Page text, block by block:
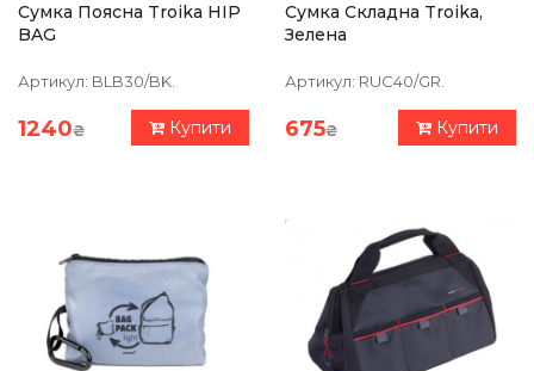
Сумка Поясна Troika HIP
BAG
Артикул: BLB30/BK.
1240₴ Купити
Сумка Складна Troika,
Зелена
Артикул: RUC40/GR.
675₴ Купити